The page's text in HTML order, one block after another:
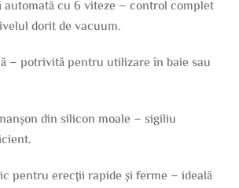
automată cu 6 viteze – control complet
dorit de vacuum.
– potrivită pentru utilizare în baie sau
din silicon moale – sigiliu
pentru erecții rapide și ferme – ideală